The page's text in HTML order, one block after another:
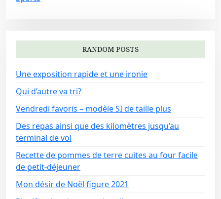
RANDOM POSTS
Une exposition rapide et une ironie
Qui d’autre va tri?
Vendredi favoris – modèle SI de taille plus
Des repas ainsi que des kilomètres jusqu’au
terminal de vol
Recette de pommes de terre cuites au four facile
de petit-déjeuner
Mon désir de Noël figure 2021